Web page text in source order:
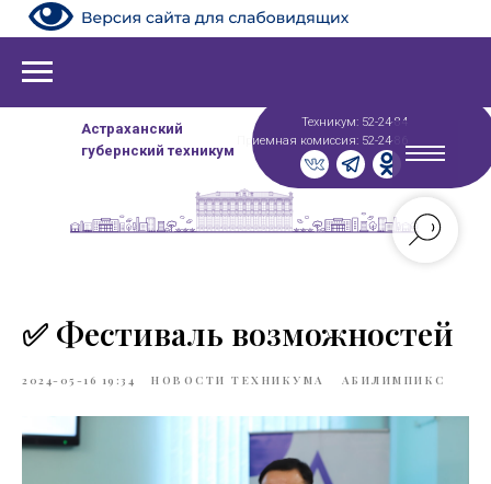
Астраханский
губернский техникум
Техникум: 52-24-84
Приемная комиссия: 52-24-86
✅ Фестиваль возможностей
2024-05-16 19:34 НОВОСТИ ТЕХНИКУМА АБИЛИМПИКС